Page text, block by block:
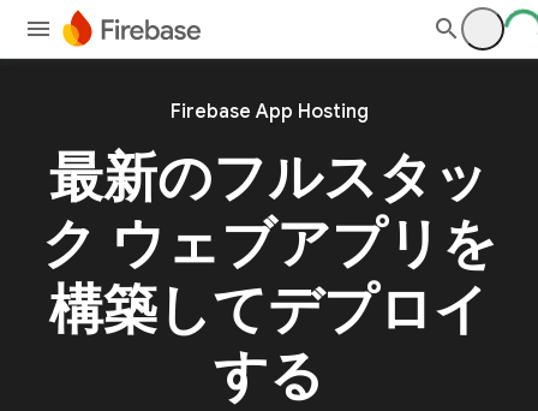
Firebase App Hosting
最新のフルスタッ
ク ウェブアプリを
構築してデプロイ
する